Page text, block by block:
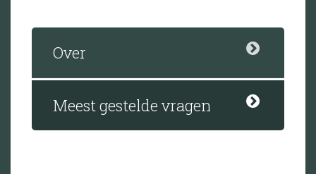
Over
Meest gestelde vragen